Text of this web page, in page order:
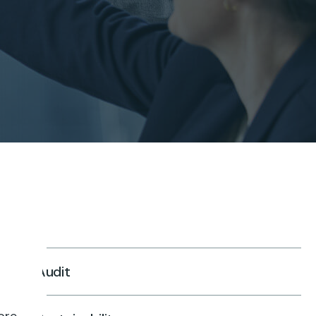
Audit